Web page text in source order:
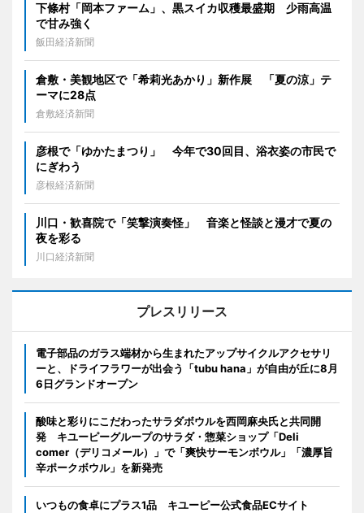
下條村「岡本ファーム」、黒スイカ収穫最盛期 少雨高温
で甘み強く
飯田経済新聞
倉敷・美観地区で「希莉光あかり」新作展 「夏の涼」テ
ーマに28点
倉敷経済新聞
彦根で「ゆかたまつり」 今年で30回目、浴衣姿の市民で
にぎわう
彦根経済新聞
川口・歓喜院で「笑撃演奏怪」 音楽と怪談と漫才で夏の
夜を彩る
川口経済新聞
プレスリリース
電子部品のガラス端材から生まれたアップサイクルアクセサリ
ーと、ドライフラワーが出会う「tubu hana」が自由が丘に8月
6日グランドオープン
酸味と彩りにこだわったサラダボウルを西岡麻央氏と共同開
発 キユーピーグループのサラダ・惣菜ショップ「Deli
comer（デリコメール）」で「爽快サーモンボウル」「濃厚旨
辛ポークボウル」を新発売
いつもの食卓にプラス1品 キユーピー公式食品ECサイト